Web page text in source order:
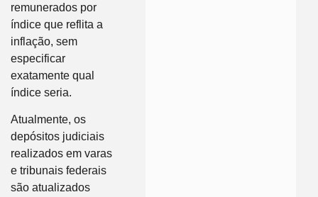
remunerados por
índice que reflita a
inflação, sem
especificar
exatamente qual
índice seria.
Atualmente, os
depósitos judiciais
realizados em varas
e tribunais federais
são atualizados